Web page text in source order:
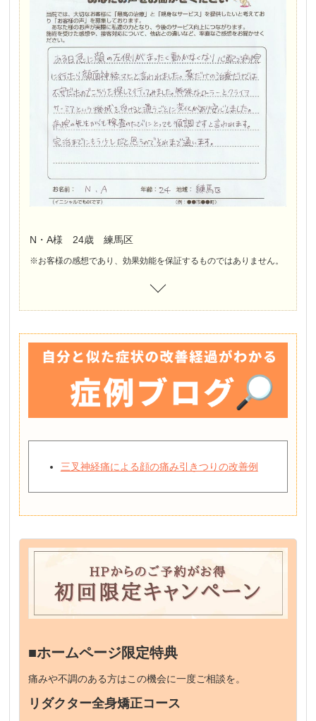
N・A様 24歳 練馬区
※お客様の感想であり、効果効能を保証するものではありません。
三叉神経痛による顔の痛み引きつりの改善例
■ホームページ限定特典
痛みや不調のある方はこの機会に一度ご相談を。
リダクター全身矯正コース